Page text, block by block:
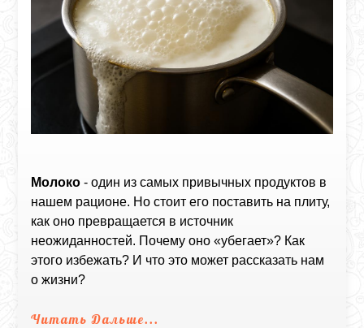
Молоко - один из самых привычных продуктов в
нашем рационе. Но стоит его поставить на плиту,
как оно превращается в источник
неожиданностей. Почему оно «убегает»? Как
этого избежать? И что это может рассказать нам
о жизни?
Читать Дальше...